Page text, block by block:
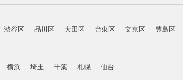
渋谷区 品川区 大田区 台東区 文京区 豊島区
横浜 埼玉 千葉 札幌 仙台